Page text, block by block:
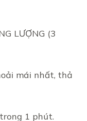
LƯỢNG (3
mái nhất, thả
1 phút.